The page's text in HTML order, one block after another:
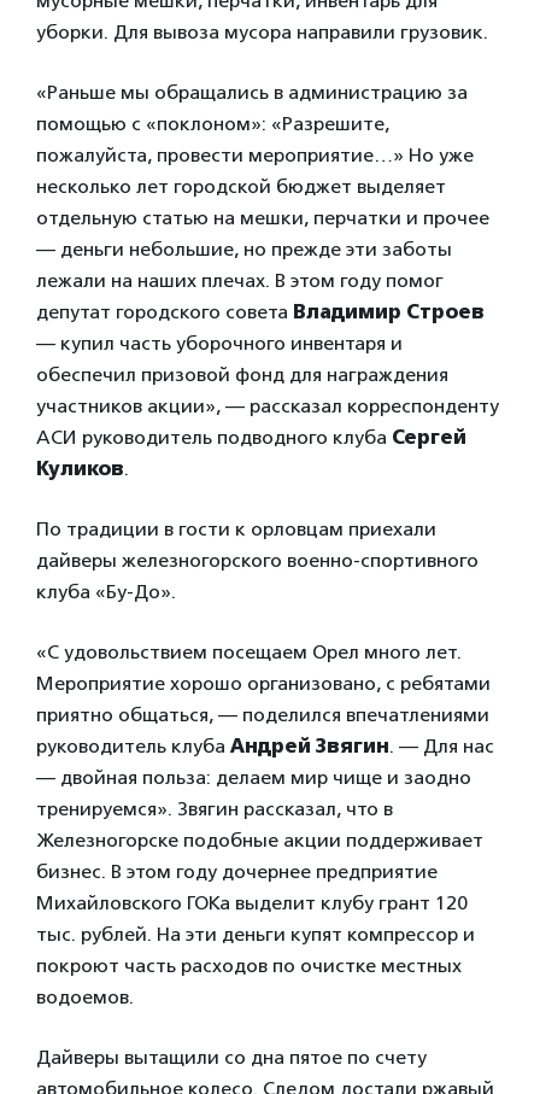
уборки. Для вывоза мусора направили грузовик.
«Раньше мы обращались в администрацию за
помощью с «поклоном»: «Разрешите,
пожалуйста, провести мероприятие…» Но уже
несколько лет городской бюджет выделяет
отдельную статью на мешки, перчатки и прочее
— деньги небольшие, но прежде эти заботы
лежали на наших плечах. В этом году помог
депутат городского совета Владимир Строев
— купил часть уборочного инвентаря и
обеспечил призовой фонд для награждения
участников акции», — рассказал корреспонденту
АСИ руководитель подводного клуба Сергей
Куликов.
По традиции в гости к орловцам приехали
дайверы железногорского военно-спортивного
клуба «Бу-До».
«С удовольствием посещаем Орел много лет.
Мероприятие хорошо организовано, с ребятами
приятно общаться, — поделился впечатлениями
руководитель клуба Андрей Звягин. — Для нас
— двойная польза: делаем мир чище и заодно
тренируемся». Звягин рассказал, что в
Железногорске подобные акции поддерживает
бизнес. В этом году дочернее предприятие
Михайловского ГОКа выделит клубу грант 120
тыс. рублей. На эти деньги купят компрессор и
покроют часть расходов по очистке местных
водоемов.
Дайверы вытащили со дна пятое по счету
автомобильное колесо. Следом достали ржавый